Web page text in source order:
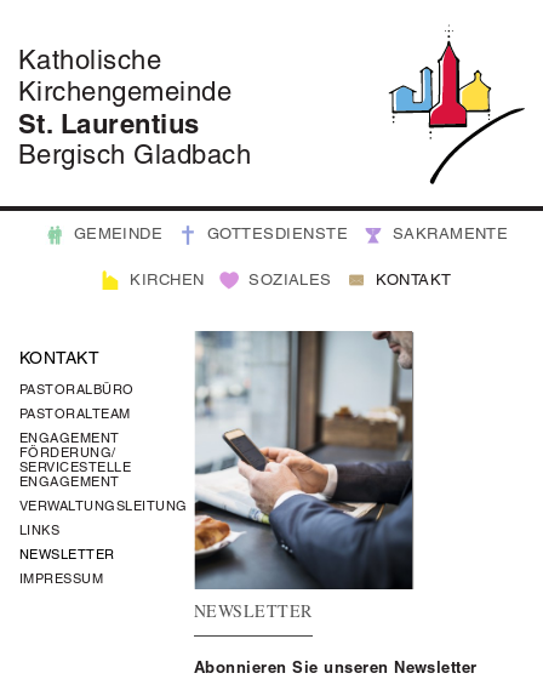
Katholische
Kirchengemeinde
St. Laurentius
Bergisch Gladbach
GEMEINDE GOTTESDIENSTE SAKRAMENTE
KIRCHEN SOZIALES KONTAKT
KONTAKT
PASTORALBÜRO
PASTORALTEAM
ENGAGEMENT
FÖRDERUNG/
SERVICESTELLE
ENGAGEMENT
VERWALTUNGSLEITUNG
LINKS
NEWSLETTER
IMPRESSUM
NEWSLETTER
Abonnieren Sie unseren Newsletter